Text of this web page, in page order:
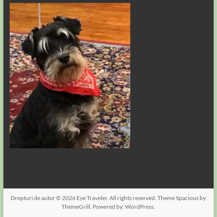
Drepturi de autor © 2026 Eye Traveler. All rights reserved. ThemeSpacious by
ThemeGrill. Powered by:WordPress.